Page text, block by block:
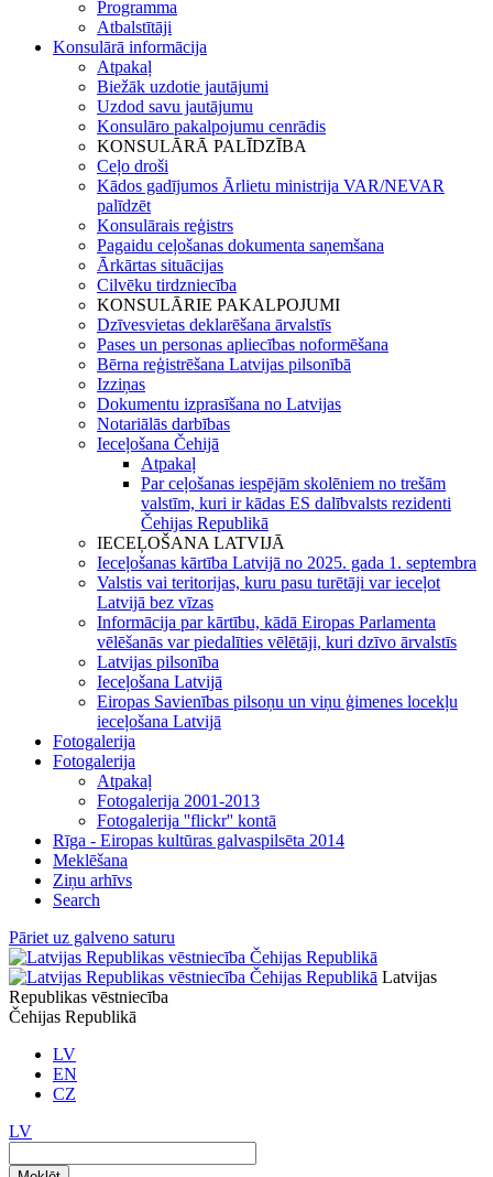
Programma
Atbalstītāji
Konsulārā informācija
Atpakaļ
Biežāk uzdotie jautājumi
Uzdod savu jautājumu
Konsulāro pakalpojumu cenrādis
KONSULĀRĀ PALĪDZĪBA
Ceļo droši
Kādos gadījumos Ārlietu ministrija VAR/NEVAR
palīdzēt
Konsulārais reģistrs
Pagaidu ceļošanas dokumenta saņemšana
Ārkārtas situācijas
Cilvēku tirdzniecība
KONSULĀRIE PAKALPOJUMI
Dzīvesvietas deklarēšana ārvalstīs
Pases un personas apliecības noformēšana
Bērna reģistrēšana Latvijas pilsonībā
Izziņas
Dokumentu izprasīšana no Latvijas
Notariālās darbības
Ieceļošana Čehijā
Atpakaļ
Par ceļošanas iespējām skolēniem no trešām
valstīm, kuri ir kādas ES dalībvalsts rezidenti
Čehijas Republikā
IECEĻOŠANA LATVIJĀ
Ieceļošanas kārtība Latvijā no 2025. gada 1. septembra
Valstis vai teritorijas, kuru pasu turētāji var ieceļot
Latvijā bez vīzas
Informācija par kārtību, kādā Eiropas Parlamenta
vēlēšanās var piedalīties vēlētāji, kuri dzīvo ārvalstīs
Latvijas pilsonība
Ieceļošana Latvijā
Eiropas Savienības pilsoņu un viņu ģimenes locekļu
ieceļošana Latvijā
Fotogalerija
Fotogalerija
Atpakaļ
Fotogalerija 2001-2013
Fotogalerija ''flickr'' kontā
Rīga - Eiropas kultūras galvaspilsēta 2014
Meklēšana
Ziņu arhīvs
Search
Pāriet uz galveno saturu
Latvijas
Republikas vēstniecība
Čehijas Republikā
LV
EN
CZ
LV